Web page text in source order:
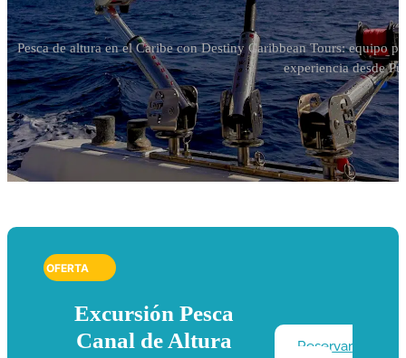
Pesca de altura en el Caribe con Destiny Caribbean Tours: equipo
experiencia desde
OFERTA
Excursión Pesca
Canal de Altura
Reservar